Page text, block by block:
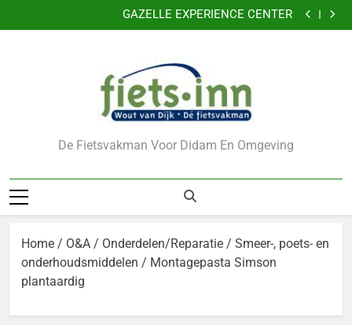
naar
VERKLEIN DE KANS OP DIEFSTAL VAN UW FIETS
CADEAUBONNEN
GAZELLE EXPERIENCE CENTER
VERKLEIN DE KANS OP DIEFSTAL VAN UW FIETS
CADEAUBONNEN
De Fietsvakman Voor Didam En Omgeving
Home / O&A / Onderdelen/Reparatie / Smeer-, poets- en
onderhoudsmiddelen / Montagepasta Simson
plantaardig